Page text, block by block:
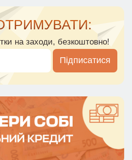
на заходи, безкоштовно!
Підписатися